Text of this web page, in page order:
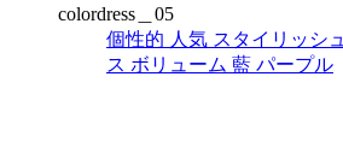
colordress＿05
個性的 人気 スタイリッシュ
ス ボリューム 藍 パープル